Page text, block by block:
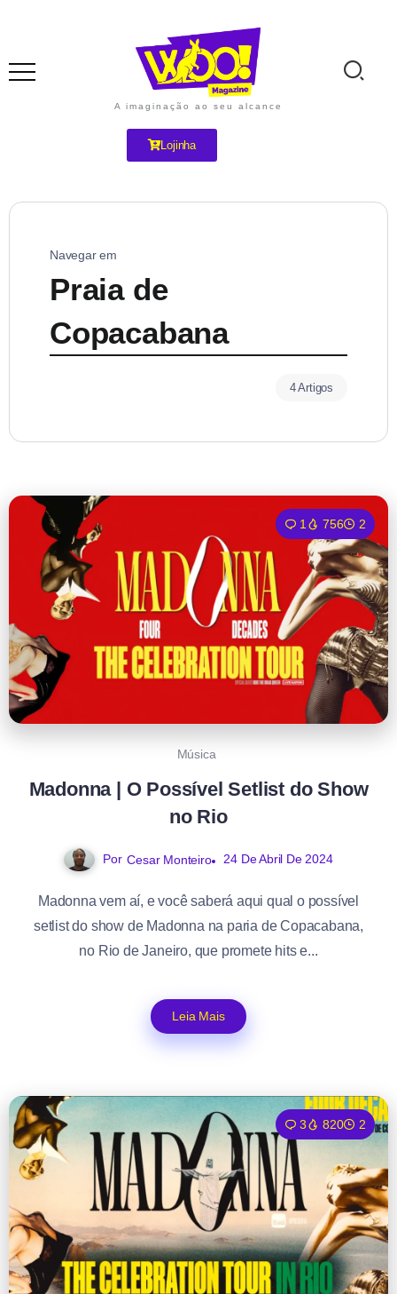
A imaginação ao seu alcance
Lojinha
Navegar em
Praia de
Copacabana
4 Artigos
1 756 2
Música
Madonna | O Possível Setlist do Show
no Rio
Por Cesar Monteiro 24 De Abril De 2024
Madonna vem aí, e você saberá aqui qual o possível
setlist do show de Madonna na paria de Copacabana,
no Rio de Janeiro, que promete hits e...
Leia Mais
3 820 2